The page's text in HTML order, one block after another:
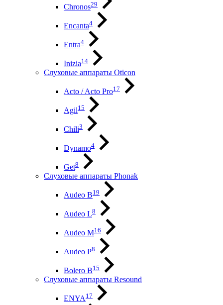
Chronos29
Encanta4
Entra4
Inizia14
Слуховые аппараты Oticon
Acto / Acto Pro17
Agil15
Chili3
Dynamo4
Get8
Слуховые аппараты Phonak
Audeo B19
Audeo L8
Audeo М16
Audeo P8
Bolero B15
Слуховые аппараты Resound
ENYA17